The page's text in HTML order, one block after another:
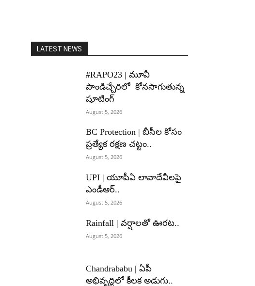
LATEST NEWS
#RAPO23 | మూవీ
పాండిచ్చేరిలో కోనసాగుతున్న
షూటింగ్
August 5, 2026
BC Protection | బీసీల కోసం
ప్రత్యేక రక్షణ చట్టం..
August 5, 2026
UPI | యూపీఏ లావాదేవీలపై
ఎండీఆర్..
August 5, 2026
Rainfall | వర్షాలతో ఊరట..
August 5, 2026
Chandrababu | ఏపీ
అభివృద్ధిలో కీలక అడుగు..